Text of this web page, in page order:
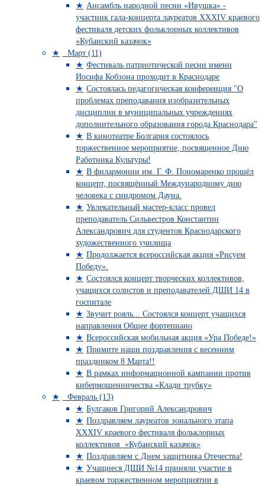
Ансамбль народной песни «Ивушка» -
участник гала-концерта лауреатов XXXIV краевого
фестиваля детских фольклорных коллективов
«Кубанский казачок»
Март (11)
Фестиваль патриотической песни имени
Иосифа Кобзона проходит в Краснодаре
Состоялась педагогическая конференция "О
проблемах преподавания изобразительных
дисциплин в муниципальных учреждениях
дополнительного образования города Краснодара"
В кинотеатре Болгария состоялось
торжественное мероприятие, посвященное Дню
Работника Культуры!
В филармонии им. Г. Ф. Пономаренко прошёл
концерт, посвящённый Международному дню
человека с синдромом Дауна.
Увлекательный мастер-класс провел
преподаватель Сильвестров Константин
Александрович для студентов Краснодарского
художественного училища
Продолжается всероссийская акция «Рисуем
Победу».
Состоялся концерт творческих коллективов,
учащихся солистов и преподавателей ДШИ 14 в
госпитале
Звучит рояль... Состоялся концерт учащихся
направления Общее фортепиано
Всероссийская мобильная акция «Ура Победе!»
Примите наши поздравления с весенним
праздником 8 Марта!!
В рамках информационной кампании против
кибермошенничества «Клади трубку»
Февраль (13)
Булгаков Григорий Александрович
Поздравляем лауреатов зонального этапа
XXXIV краевого фестиваля фольклорных
коллективов «Кубанский казачок»
Поздравляем с Днем защитника Отечества!
Учащиеся ДШИ №14 приняли участие в
краевом торжественном мероприятии в